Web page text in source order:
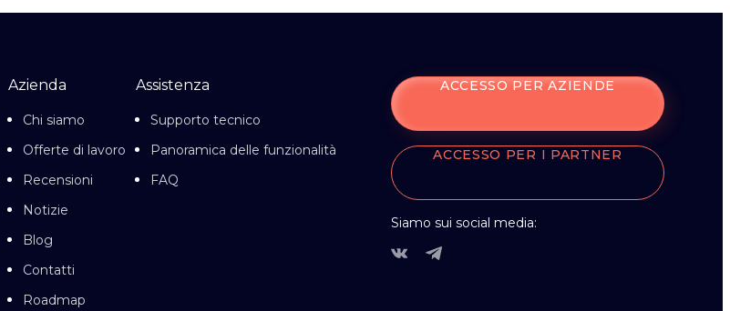
Azienda
Chi siamo
Offerte di lavoro
Recensioni
Notizie
Blog
Contatti
Roadmap
Assistenza
Supporto tecnico
Panoramica delle funzionalità
FAQ
ACCESSO PER AZIENDE
ACCESSO PER I PARTNER
Siamo sui social media: